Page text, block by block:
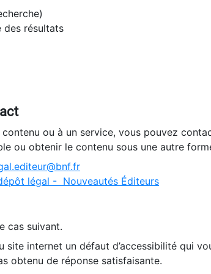
des résultats
contenu ou à un service, vous pouvez
ou obtenir le contenu sous une autre
légal - Nouveautés Éditeurs
cas suivant.
site internet un défaut d’accessibilité qui
obtenu de réponse satisfaisante.